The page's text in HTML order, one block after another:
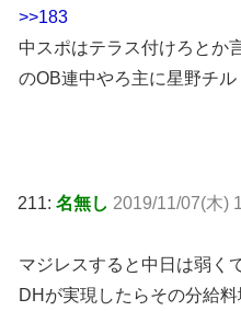
>>183
中スポはテラス付けろとか
のOB連中やろ主に星野チル
211: 名無し 2019/11/07(木)
マジレスすると中日は弱く
DHが実現したらその分給